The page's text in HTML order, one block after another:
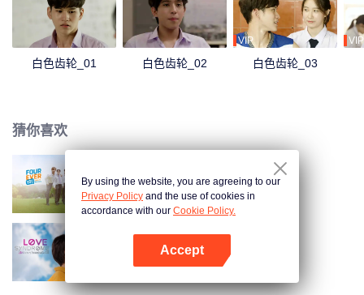
白色齿轮_01 白色齿轮_02
VIP
白色齿轮_03
VIP
猜你喜欢
四方极爱
爱情综合症
By using the website, you are agreeing to our
Privacy Policy and the use of cookies in
accordance with our Cookie Policy.
Accept